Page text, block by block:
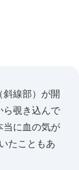
斜線部）が開
ら覗き込んで
当に血の気が
たこともあ